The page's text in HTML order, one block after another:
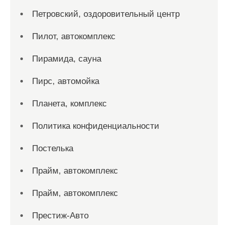
Петровский, оздоровительный центр
Пилот, автокомплекс
Пирамида, сауна
Пирс, автомойка
Планета, комплекс
Политика конфиденциальности
Постелька
Прайм, автокомплекс
Прайм, автокомплекс
Престиж-Авто